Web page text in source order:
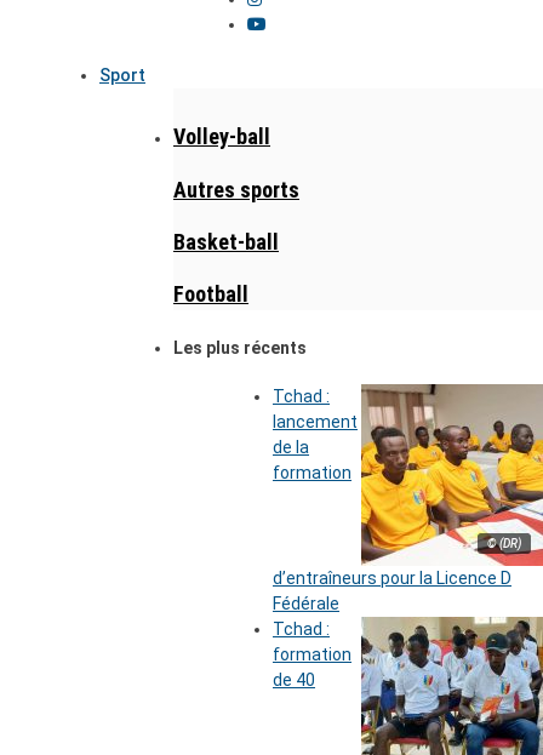
Sport
Volley-ball
Autres sports
Basket-ball
Football
Les plus récents
© (DR)
Tchad :
lancement
de la
formation
d’entraîneurs pour la Licence D
Fédérale
Tchad :
formation
de 40